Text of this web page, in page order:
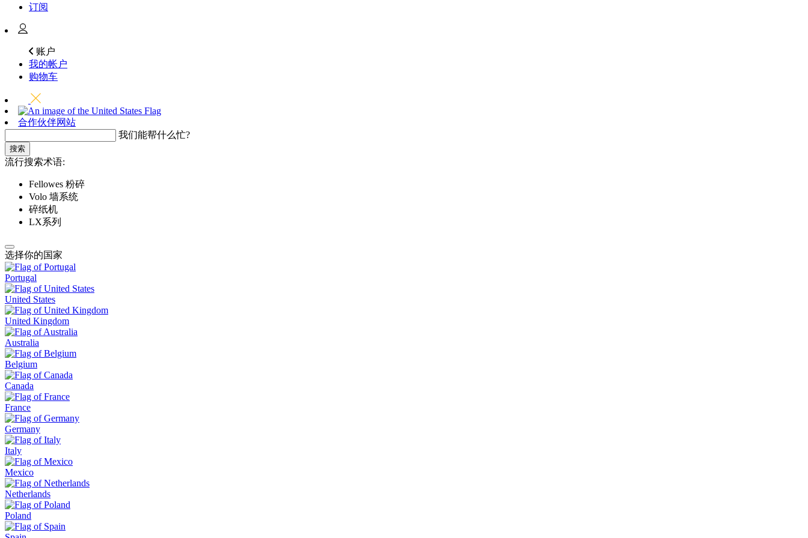
订阅
账户
我的帐户
购物车
合作伙伴网站
我们能帮什么忙?
搜索
流行搜索术语:
Fellowes 粉碎
Volo 墙系统
碎纸机
LX系列
选择你的国家
Portugal
United States
United Kingdom
Australia
Belgium
Canada
France
Germany
Italy
Mexico
Netherlands
Poland